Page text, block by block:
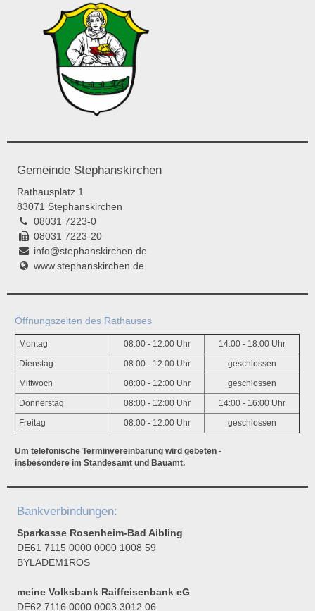
Gemeinde Stephanskirchen
Rathausplatz 1
83071 Stephanskirchen
08031 7223-0
08031 7223-20
info@stephanskirchen.de
www.stephanskirchen.de
Öffnungszeiten des Rathauses
Montag 08:00 - 12:00 Uhr 14:00 - 18:00 Uhr
Dienstag 08:00 - 12:00 Uhr geschlossen
Mittwoch 08:00 - 12:00 Uhr geschlossen
Donnerstag 08:00 - 12:00 Uhr 14:00 - 16:00 Uhr
Freitag 08:00 - 12:00 Uhr geschlossen
Um telefonische Terminvereinbarung wird gebeten -
insbesondere im Standesamt und Bauamt.
Bankverbindungen:
Sparkasse Rosenheim-Bad Aibling
DE61 7115 0000 0000 1008 59
BYLADEM1ROS
meine Volksbank Raiffeisenbank eG
DE62 7116 0000 0003 3012 06